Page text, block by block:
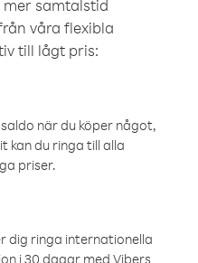
mer samtalstid
våra flexibla
till lågt pris:
när du köper något,
kan du ringa till alla
priser.
dig ringa internationella
i 30 dagar med Vibers